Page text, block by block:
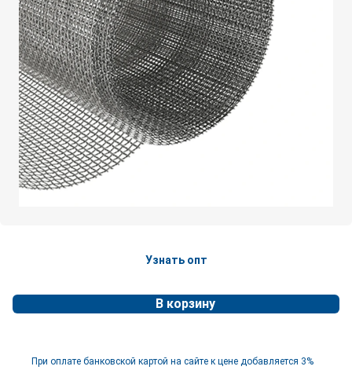
Узнать опт
В корзину
При оплате банковской картой на сайте к цене добавляется 3%